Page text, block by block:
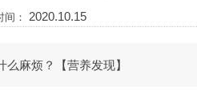
间： 2020.10.15
麻烦？【营养发现】